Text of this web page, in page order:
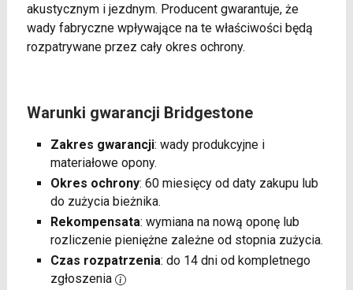
akustycznym i jezdnym. Producent gwarantuje, że
wady fabryczne wpływające na te właściwości będą
rozpatrywane przez cały okres ochrony.
Warunki gwarancji Bridgestone
Zakres gwarancji: wady produkcyjne i
materiałowe opony.
Okres ochrony: 60 miesięcy od daty zakupu lub
do zużycia bieżnika.
Rekompensata: wymiana na nową oponę lub
rozliczenie pieniężne zależne od stopnia zużycia.
Czas rozpatrzenia: do 14 dni od kompletnego
zgłoszenia